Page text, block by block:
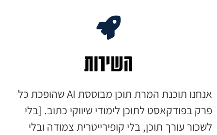
השירות
אנחנו תוכנת המרת תוכן מבוססת AI שהופכת כל
פרק בפודקאסט לתוכן לימודי שיווקי כתוב. [בלי
לשכור עורך תוכן, בלי קופירייטרית צמודה ובלי